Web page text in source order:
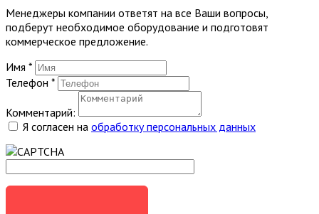
Менеджеры компании ответят на все Ваши вопросы,
подберут необходимое оборудование и подготовят
коммерческое предложение.
Имя *
Телефон *
Комментарий:
Я согласен на обработку персональных данных